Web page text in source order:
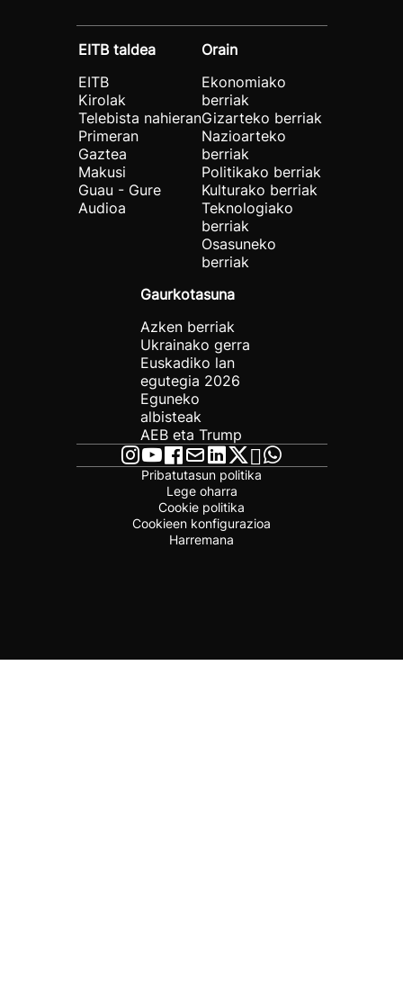
EITB taldea
EITB
Kirolak
Telebista nahieran
Primeran
Gaztea
Makusi
Guau - Gure
Audioa
Orain
Ekonomiako
berriak
Gizarteko berriak
Nazioarteko
berriak
Politikako berriak
Kulturako berriak
Teknologiako
berriak
Osasuneko
berriak
Gaurkotasuna
Azken berriak
Ukrainako gerra
Euskadiko lan
egutegia 2026
Eguneko
albisteak
AEB eta Trump
Pribatutasun politika
Lege oharra
Cookie politika
Cookieen konfigurazioa
Harremana